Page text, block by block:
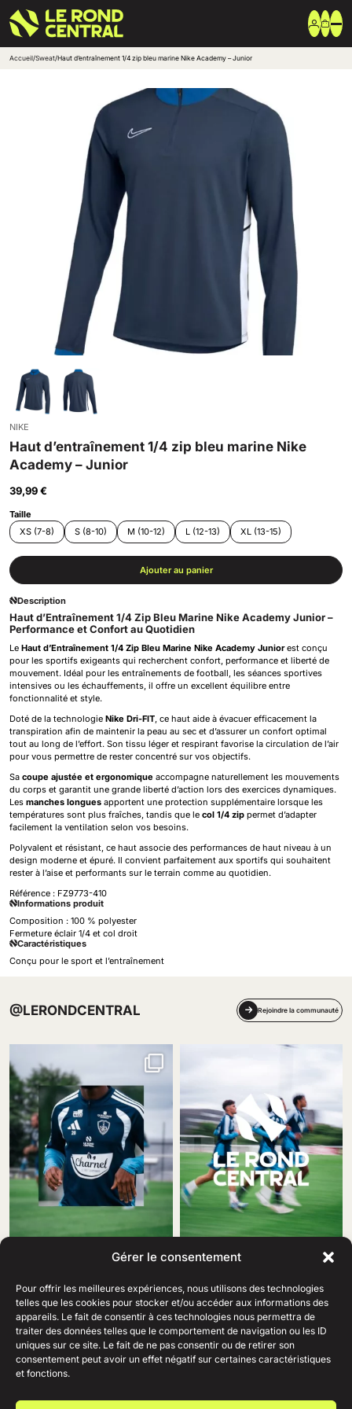
Gérer le consentement
Pour offrir les meilleures expériences, nous utilisons des technologies
telles que les cookies pour stocker et/ou accéder aux informations des
appareils. Le fait de consentir à ces technologies nous permettra de
traiter des données telles que le comportement de navigation ou les ID
uniques sur ce site. Le fait de ne pas consentir ou de retirer son
consentement peut avoir un effet négatif sur certaines caractéristiques
et fonctions.
Haut de survêtement
Bas de survêtement
Shorts & Chaussettes
Vêtements techniques
Sac & Bagagerie
Accessoires entrainement
Créer une boutique club
Boutiques clubs
Accueil/Sweat/Haut d’entraînement 1/4 zip bleu marine Nike Academy – Junior
NIKE
Haut d’entraînement 1/4 zip bleu marine Nike
Academy – Junior
39,99 €
Taille
XS (7-8)
S (8-10) M (10-12) L (12-13) XL (13-15)
Ajouter au panier
Description
Haut d’Entraînement 1/4 Zip Bleu Marine Nike Academy Junior –
Performance et Confort au Quotidien
Le Haut d’Entraînement 1/4 Zip Bleu Marine Nike Academy Juniorest conçu
pour les sportifs exigeants qui recherchent confort, performance et liberté de
mouvement. Idéal pour les entraînements de football, les séances sportives
intensives ou les échauffements, il offre un excellent équilibre entre
fonctionnalité et style.
Doté de la technologie Nike Dri-FIT, ce haut aide à évacuer efficacement la
transpiration afin de maintenir la peau au sec et d’assurer un confort optimal
tout au long de l’effort. Son tissu léger et respirant favorise la circulation de l’air
pour vous permettre de rester concentré sur vos objectifs.
Sa coupe ajustée et ergonomique accompagne naturellement les mouvements
du corps et garantit une grande liberté d’action lors des exercices dynamiques.
Les manches longues apportent une protection supplémentaire lorsque les
températures sont plus fraîches, tandis que le col 1/4 zip permet d’adapter
facilement la ventilation selon vos besoins.
Polyvalent et résistant, ce haut associe des performances de haut niveau à un
design moderne et épuré. Il convient parfaitement aux sportifs qui souhaitent
rester à l’aise et performants sur le terrain comme au quotidien.
Référence : FZ9773-410
Informations produit
Composition : 100 % polyester
Fermeture éclair 1/4 et col droit
Caractéristiques
Conçu pour le sport et l’entraînement
@LERONDCENTRAL Rejoindre la communauté
69 Rue Amiral Romain Desfosses,
29200 Brest
02 98 41 41 99
Ouvert du lundi au samedi
+